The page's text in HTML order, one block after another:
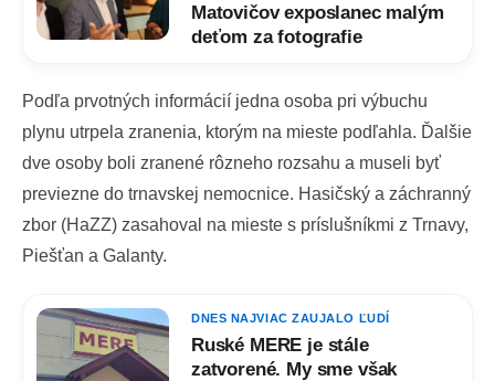
Matovičov exposlanec malým
deťom za fotografie
Podľa prvotných informácií jedna osoba pri výbuchu
plynu utrpela zranenia, ktorým na mieste podľahla. Ďalšie
dve osoby boli zranené rôzneho rozsahu a museli byť
previezne do trnavskej nemocnice. Hasičský a záchranný
zbor (HaZZ) zasahoval na mieste s príslušníkmi z Trnavy,
Piešťan a Galanty.
DNES NAJVIAC ZAUJALO ĽUDÍ
Ruské MERE je stále
zatvorené. My sme však